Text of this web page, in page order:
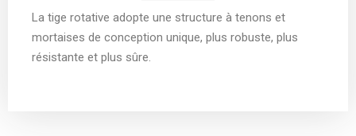
La tige rotative adopte une structure à tenons et
mortaises de conception unique, plus robuste, plus
résistante et plus sûre.